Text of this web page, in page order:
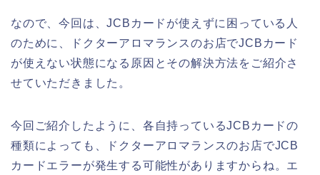
なので、今回は、JCBカードが使えずに困っている人
のために、ドクターアロマランスのお店でJCBカード
が使えない状態になる原因とその解決方法をご紹介さ
せていただきました。
今回ご紹介したように、各自持っているJCBカードの
種類によっても、ドクターアロマランスのお店でJCB
カードエラーが発生する可能性がありますからね。エ